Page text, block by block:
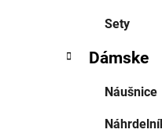
Sety
Dámske
Náušnice